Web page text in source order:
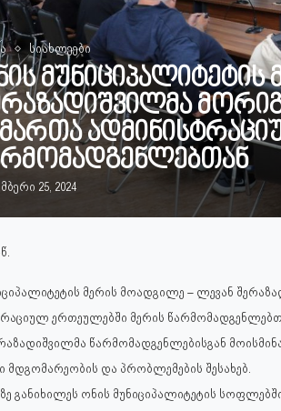
სიახლეები
25, 2024
მერის მოადგილე – ლევან
ერთეულებში მერის
წარმომადგენლებისგან
მდგომარეობის და პრობლემების შესახებ.
განიხილეს ონის მუნიციპალიტეტის